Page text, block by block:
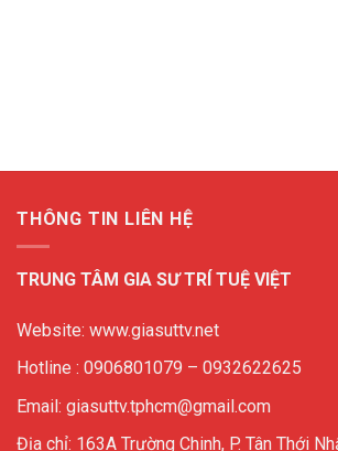
THÔNG TIN LIÊN HỆ
TRUNG TÂM GIA SƯ TRÍ TUỆ VIỆT
Website: www.giasuttv.net
Hotline : 0906801079 – 0932622625
Email: giasuttv.tphcm@gmail.com
Địa chỉ: 163A Trường Chinh, P. Tân Thới